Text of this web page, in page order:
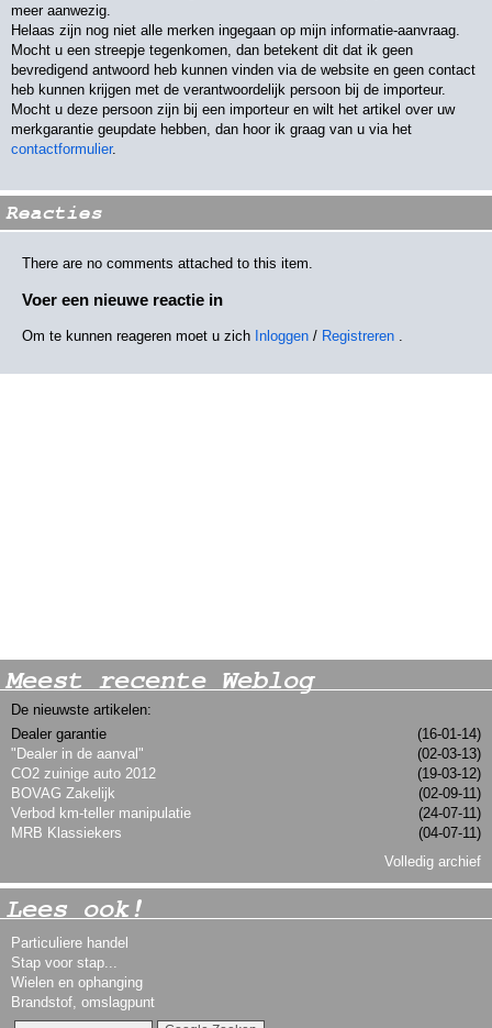
Meest recente Weblog
De nieuwste artikelen:
(16-01-14)
Dealer garantie
(02-03-13)
"Dealer in de aanval"
(19-03-12)
CO2 zuinige auto 2012
(02-09-11)
BOVAG Zakelijk
(24-07-11)
Verbod km-teller manipulatie
(04-07-11)
MRB Klassiekers
Volledig archief
Lees ook!
Particuliere handel
Stap voor stap...
Wielen en ophanging
Brandstof, omslagpunt
meer aanwezig.
Helaas zijn nog niet alle merken ingegaan op mijn informatie-aanvraag.
Mocht u een streepje tegenkomen, dan betekent dit dat ik geen
bevredigend antwoord heb kunnen vinden via de website en geen contact
heb kunnen krijgen met de verantwoordelijk persoon bij de importeur.
Mocht u deze persoon zijn bij een importeur en wilt het artikel over uw
merkgarantie geupdate hebben, dan hoor ik graag van u via het
contactformulier.
Reacties
There are no comments attached to this item.
Voer een nieuwe reactie in
Om te kunnen reageren moet u zich Inloggen / Registreren .